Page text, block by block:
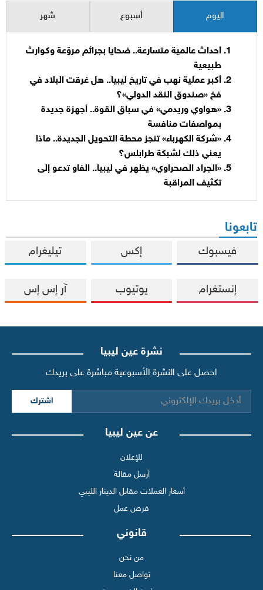
اليوم أسبوع شهر
أحداث عالمية متسارعة.. ضحايا بجرائم مروّعة وكوارث
طبيعية
أكبر عملية نهب في تاريخ ليبيا.. هل غرقت البلاد في
فخ «صندوق النقد الدولي»؟
«هواوي وريدمي» في سباق القوة.. أجهزة جديدة
بمواصفات منافسة
«شركة الكهرباء» تنجز محطة التحويل الجديدة.. ماذا
يعني ذلك لشبكة طرابلس؟
«الجراد الصحراوي» يظهر في ليبيا.. الفاو تدعو إلى
تكثيف المراقبة
تابعونا
فيسبوك إكس تيليغرام
إنستغرام يوتيوب آر إس إس
نشرة عين ليبيا
احصل على النشرة الأسبوعية مباشرة على بريدك
اشترك
عن عين ليبيا
للإعلان
أرسل مقالة
أسعار العملات مقابل الدينار الليبي
فرص عمل
قانوني
من نحن
تواصل معنا